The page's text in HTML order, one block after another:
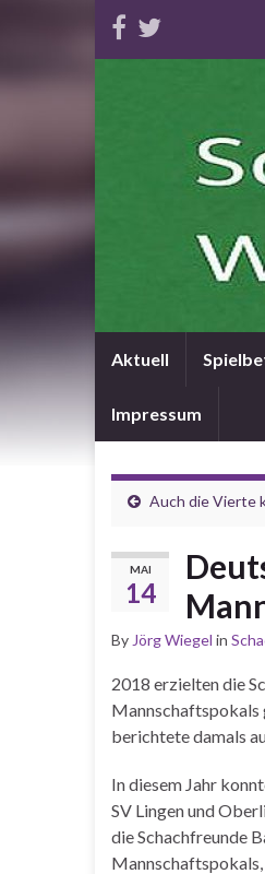
Aktuell
Impressum
Auch die Vierte
MAI
14
By Jörg Wiegel in
2018 erzielten die
Mannschaftspokals
berichtete damals
In diesem Jahr
SV Lingen und
die Schachfreunde